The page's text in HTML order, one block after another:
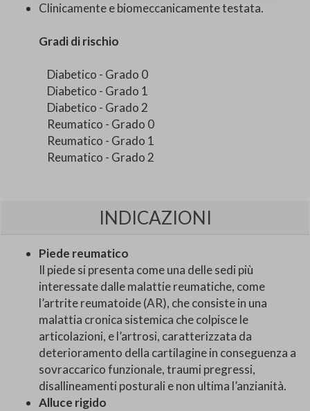
Clinicamente e biomeccanicamente testata.
Gradi di rischio
Diabetico - Grado 0
Diabetico - Grado 1
Diabetico - Grado 2
Reumatico - Grado 0
Reumatico - Grado 1
Reumatico - Grado 2
INDICAZIONI
Piede reumatico
Il piede si presenta come una delle sedi più
interessate dalle malattie reumatiche, come
l’artrite reumatoide (AR), che consiste in una
malattia cronica sistemica che colpisce le
articolazioni, e l’artrosi, caratterizzata da
deterioramento della cartilagine in conseguenza a
sovraccarico funzionale, traumi pregressi,
disallineamenti posturali e non ultima l’anzianità.
Alluce rigido